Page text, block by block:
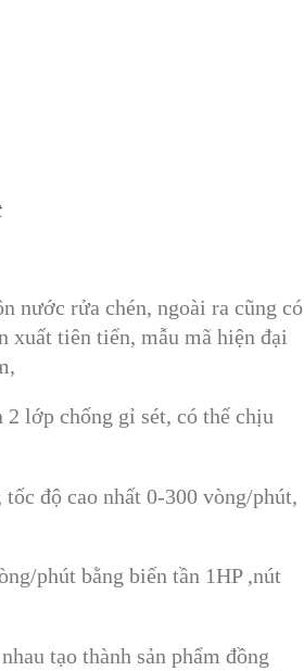
nước rửa chén, ngoài ra cũng có
xuất tiên tiến, mẫu mã hiện đại
lớp chống gỉ sét, có thể chịu
độ cao nhất 0-300 vòng/phút,
phút bằng biến tần 1HP ,nút
tạo thành sản phẩm đồng